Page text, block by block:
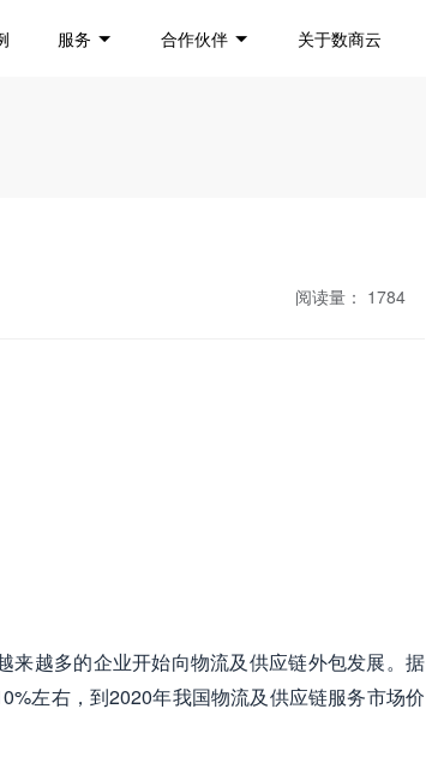
服务 合作伙伴 关于数商云
阅读量： 1784
来越多的企业开始向物流及供应链外包发展。据
左右，到2020年我国物流及供应链服务市场价